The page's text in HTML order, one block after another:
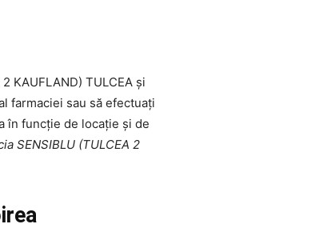
KAUFLAND) TULCEA și
farmaciei sau să efectuați
în funcție de locație și de
SENSIBLU (TULCEA 2